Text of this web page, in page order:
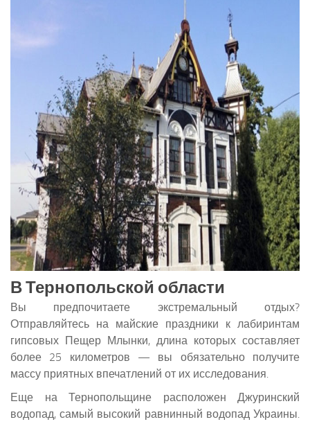
В Тернопольской области
Вы предпочитаете экстремальный отдых?
Отправляйтесь на майские праздники к лабиринтам
гипсовых Пещер Млынки, длина которых составляет
более 25 километров — вы обязательно получите
массу приятных впечатлений от их исследования.
Еще на Тернопольщине расположен Джуринский
водопад, самый высокий равнинный водопад Украины.